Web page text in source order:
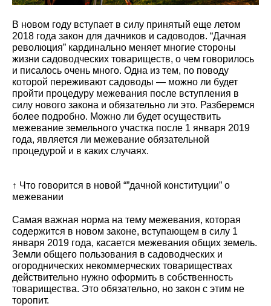
В новом году вступает в силу принятый еще летом
2018 года закон для дачников и садоводов. “Дачная
революция” кардинально меняет многие стороны
жизни садоводческих товариществ, о чем говорилось
и писалось очень много. Одна из тем, по поводу
которой переживают садоводы — можно ли будет
пройти процедуру межевания после вступления в
силу нового закона и обязательно ли это. Разберемся
более подробно. Можно ли будет осуществить
межевание земельного участка после 1 января 2019
года, является ли межевание обязательной
процедурой и в каких случаях.
↑ Что говорится в новой “”дачной конституции” о
межевании
Самая важная норма на тему межевания, которая
содержится в новом законе, вступающем в силу 1
января 2019 года, касается межевания общих земель.
Земли общего пользования в садоводческих и
огороднических некоммерческих товариществах
действительно нужно оформить в собственность
товарищества. Это обязательно, но закон с этим не
торопит.